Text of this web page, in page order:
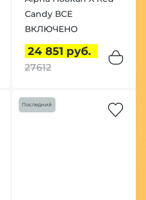
Candy ВСЕ
ВКЛЮЧЕНО
24 851 руб.
27612
Последний